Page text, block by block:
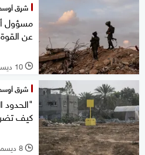
شرق
مسؤول
عن
l 10 ديسمبر 2025
شرق
"الحدود
كيف
l 8 ديسمبر 2025